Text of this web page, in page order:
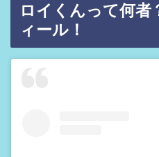
ロイくんって何者
ィール！